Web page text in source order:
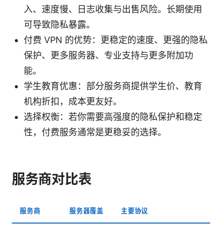
入、速度慢、日志收集与出售风险。长期使用
可导致隐私暴露。
付费 VPN 的优势：更稳定的速度、更强的隐私
保护、更多服务器、专业支持与更多附加功
能。
学生教育优惠：部分服务商提供学生价、教育
机构折扣，成本更友好。
选择权衡：若你需要高强度的隐私保护和稳定
性，付费服务通常是更稳妥的选择。
服务商对比表
服务商 服务器覆盖 主要协议